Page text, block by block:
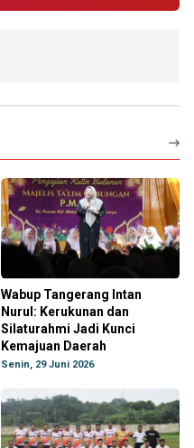
Wabup Tangerang Intan
Nurul: Kerukunan dan
Silaturahmi Jadi Kunci
Kemajuan Daerah
Senin, 29 Juni 2026